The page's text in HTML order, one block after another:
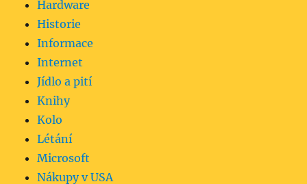
Hardware
Historie
Informace
Internet
Jídlo a pití
Knihy
Kolo
Létání
Microsoft
Nákupy v USA